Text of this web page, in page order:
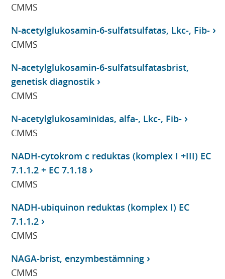
CMMS
N-acetylglukosamin-6-sulfatsulfatas, Lkc-, Fib-
CMMS
N-acetylglukosamin-6-sulfatsulfatasbrist,
genetisk diagnostik
CMMS
N-acetylglukosaminidas, alfa-, Lkc-, Fib-
CMMS
NADH-cytokrom c reduktas (komplex I +III) EC
7.1.1.2 + EC 7.1.18
CMMS
NADH-ubiquinon reduktas (komplex I) EC
7.1.1.2
CMMS
NAGA-brist, enzymbestämning
CMMS